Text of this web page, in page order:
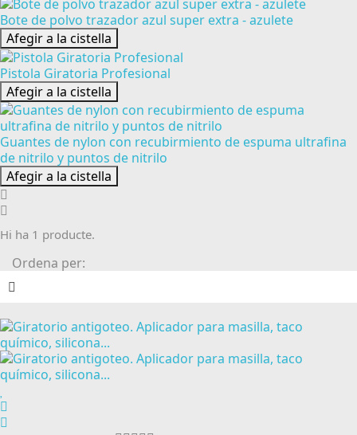
Bote de polvo trazador azul super extra - azulete
Afegir a la cistella
Pistola Giratoria Profesional
Afegir a la cistella
Guantes de nylon con recubirmiento de espuma ultrafina
de nitrilo y puntos de nitrilo
Afegir a la cistella
Hi ha 1 producte.
Ordena per: